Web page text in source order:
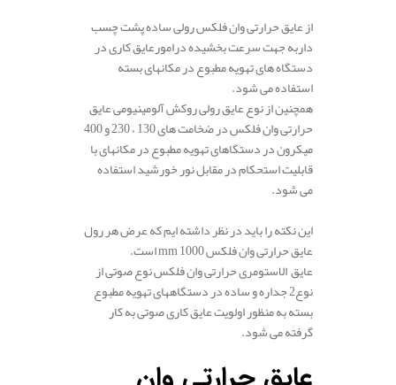
از عایق حرارتی وان فلکس رولی ساده پشت چسب
داربه جهت سرعت بخشیده درامورعایق کاری در
دستگاه ­های تهویه مطبوع در مکانهای بسته
استفاده می شود.
همچنین از نوع عایق رولی روکش آلومینیومی عایق
حرارتی وان فلکس در ضخامت­ های 130 ، 230 و 400
میکرون در دستگاهای تهویه مطبوع در مکانهای با
قابلیت استحکام در مقابل نور خورشید استفاده
می شود.
این نکته را باید در نظر داشته ایم که عرض هر رول
عایق حرارتی وان فلکس 1000 mm است.
عایق الاستومری حرارتی وان فلکس نوع صوتی از
نوع2 جداره و ساده در دستگاههای تهویه مطبوع
بسته به منظور اولویت عایق­ کاری صوتی به کار
گرفته می شود.